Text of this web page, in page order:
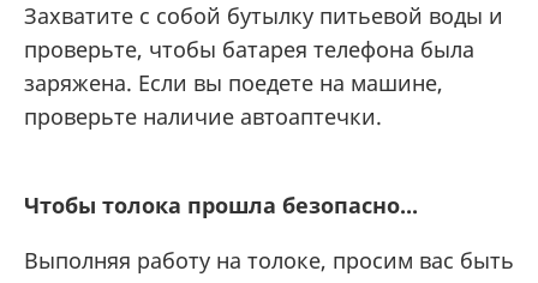
Захватите с собой бутылку питьевой воды и
проверьте, чтобы батарея телефона была
заряжена. Если вы поедете на машине,
проверьте наличие автоаптечки.
Чтобы толока прошла безопасно...
Выполняя работу на толоке, просим вас быть